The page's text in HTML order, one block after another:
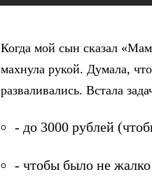
Когда мой сын сказал
махнула рукой. Думала,
разваливались. Встала
- до 3000 рублей
- чтобы было не